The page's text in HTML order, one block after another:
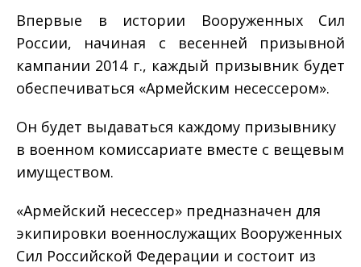
Впервые в истории Вооруженных Сил
России, начиная с весенней призывной
кампании 2014 г., каждый призывник будет
обеспечиваться «Армейским несессером».
Он будет выдаваться каждому призывнику
в военном комиссариате вместе с вещевым
имуществом.
«Армейский несессер» предназначен для
экипировки военнослужащих Вооруженных
Сил Российской Федерации и состоит из